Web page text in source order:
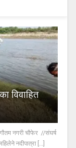
विवाहित
नगरी चौफेर //संघर्ष
नदीपात्रा [...]